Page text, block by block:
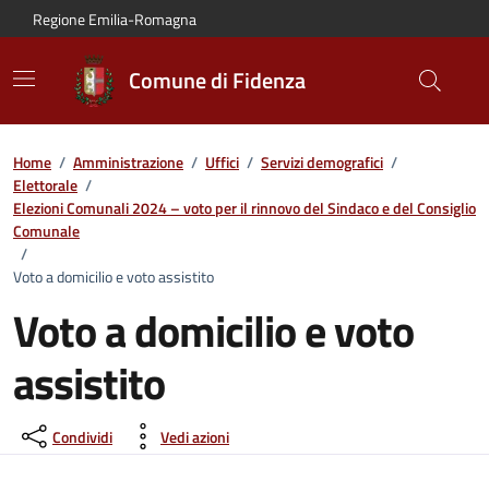
Vai al contenuto principale
Vai alla navigazione del sito
Vai al piede di pagina
Regione Emilia-Romagna
Comune di Fidenza
Home / Amministrazione / Uffici / Servizi demografici /
Elettorale /
Elezioni Comunali 2024 – voto per il rinnovo del Sindaco e del Consiglio
Comunale
/
Voto a domicilio e voto assistito
Voto a domicilio e voto
assistito
Condividi Vedi azioni